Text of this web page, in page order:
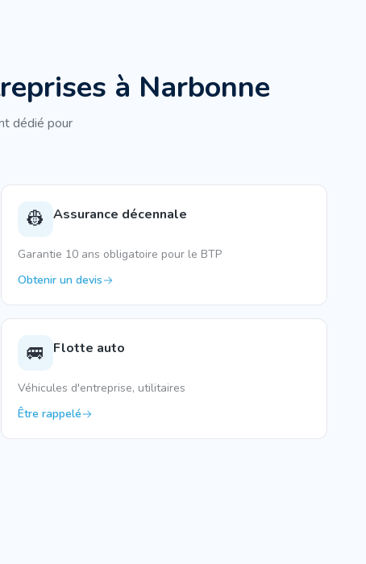
à Narbonne
dédié pour
👷 Assurance décennale
Garantie 10 ans obligatoire pour le BTP
Obtenir un devis
🚐 Flotte auto
Véhicules d'entreprise, utilitaires
Être rappelé